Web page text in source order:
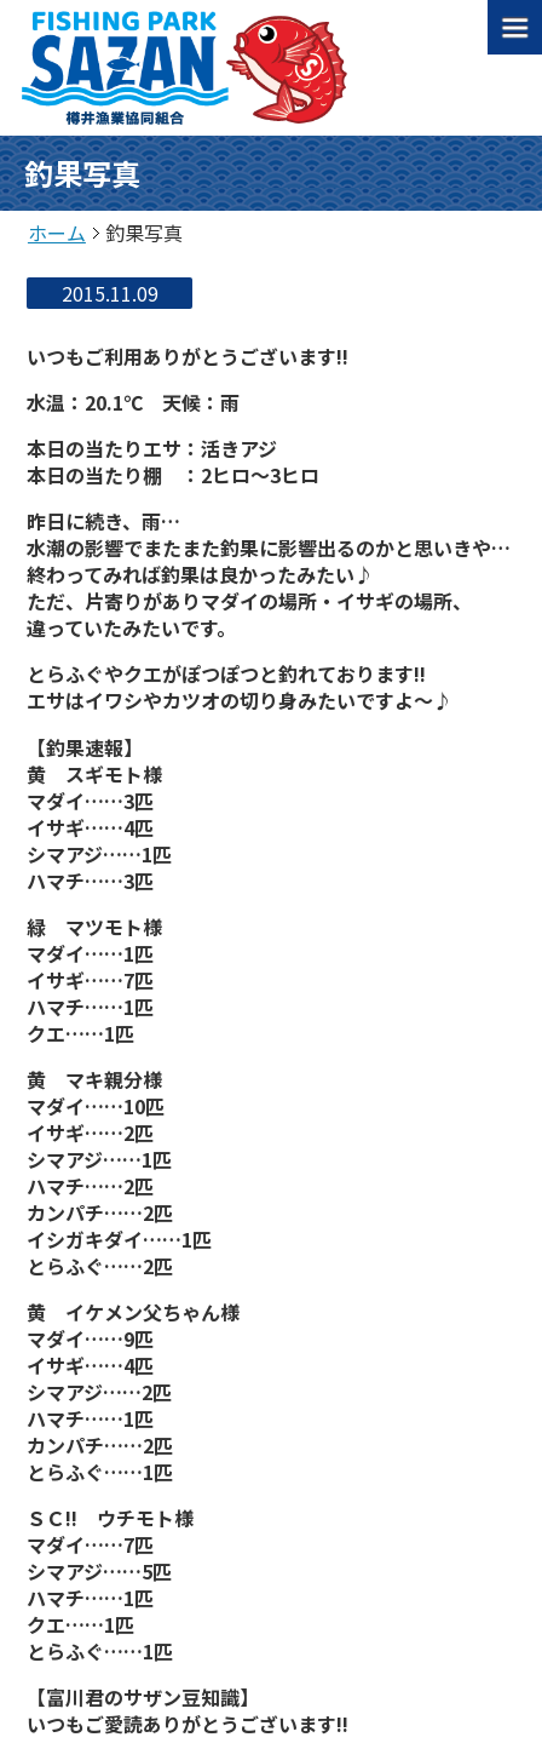
釣果写真
ホーム 釣果写真
2015.11.09
いつもご利用ありがとうございます!!
水温：20.1℃ 天候：雨
本日の当たりエサ：活きアジ
本日の当たり棚 ：2ヒロ～3ヒロ
昨日に続き、雨…
水潮の影響でまたまた釣果に影響出るのかと思いきや…
終わってみれば釣果は良かったみたい♪
ただ、片寄りがありマダイの場所・イサギの場所、
違っていたみたいです。
とらふぐやクエがぽつぽつと釣れております!!
エサはイワシやカツオの切り身みたいですよ～♪
【釣果速報】
黄 スギモト様
マダイ……3匹
イサギ……4匹
シマアジ……1匹
ハマチ……3匹
緑 マツモト様
マダイ……1匹
イサギ……7匹
ハマチ……1匹
クエ……1匹
黄 マキ親分様
マダイ……10匹
イサギ……2匹
シマアジ……1匹
ハマチ……2匹
カンパチ……2匹
イシガキダイ……1匹
とらふぐ……2匹
黄 イケメン父ちゃん様
マダイ……9匹
イサギ……4匹
シマアジ……2匹
ハマチ……1匹
カンパチ……2匹
とらふぐ……1匹
ＳＣ!! ウチモト様
マダイ……7匹
シマアジ……5匹
ハマチ……1匹
クエ……1匹
とらふぐ……1匹
【富川君のサザン豆知識】
いつもご愛読ありがとうございます!!